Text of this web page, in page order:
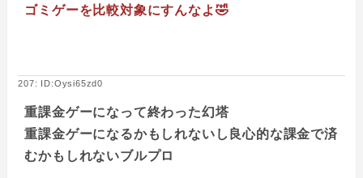
ゴミゲーを比較対象にすんなよ🤣
207: ID:Oysi65zd0
重課金ゲーになって終わった幻塔
重課金ゲーになるかもしれないし良心的な課金で済
むかもしれないブルプロ